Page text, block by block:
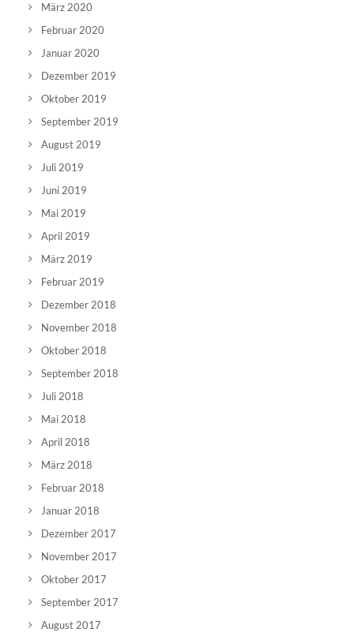
März 2020
Februar 2020
Januar 2020
Dezember 2019
Oktober 2019
September 2019
August 2019
Juli 2019
Juni 2019
Mai 2019
April 2019
März 2019
Februar 2019
Dezember 2018
November 2018
Oktober 2018
September 2018
Juli 2018
Mai 2018
April 2018
März 2018
Februar 2018
Januar 2018
Dezember 2017
November 2017
Oktober 2017
September 2017
August 2017